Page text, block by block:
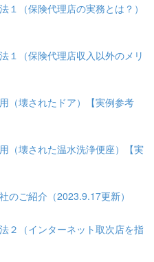
（保険代理店の実務とは？）
（保険代理店収入以外のメリ
壊されたドア）【実例参考
壊された温水洗浄便座）【実
ご紹介（2023.9.17更新）
（インターネット取次店を指